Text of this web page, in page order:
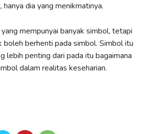
dia yang menikmatinya.
mempunyai banyak simbol, tetapi
boleh berhenti pada simbol. Simbol itu
lebih penting dari pada itu bagaimana
dalam realitas keseharian.